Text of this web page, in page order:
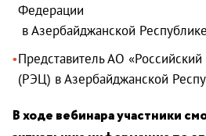
Федерации
в Азербайджанской
Представитель АО
(РЭЦ) в Азербайджанской
В ходе вебинара участники